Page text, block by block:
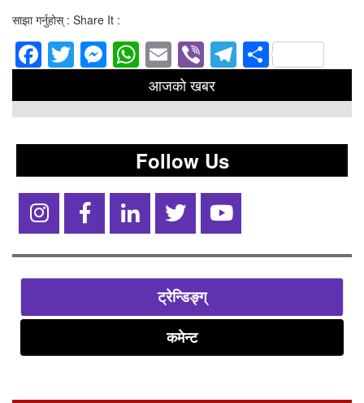
साझा गर्नुहोस् : Share It :
Facebook
Twitter
Messenger
WhatsApp
EmailViberTelegram
Share
आजको खबर
Follow Us
ट्रेन्डिङ्ग्
कमेन्ट